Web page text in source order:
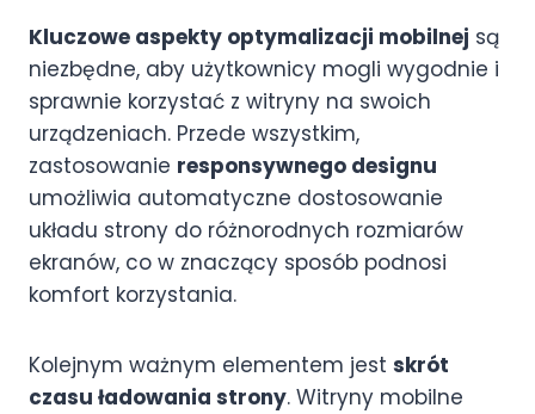
Kluczowe aspekty optymalizacji mobilnej są
niezbędne, aby użytkownicy mogli wygodnie i
sprawnie korzystać z witryny na swoich
urządzeniach. Przede wszystkim,
zastosowanie responsywnego designu
umożliwia automatyczne dostosowanie
układu strony do różnorodnych rozmiarów
ekranów, co w znaczący sposób podnosi
komfort korzystania.
Kolejnym ważnym elementem jest skrót
czasu ładowania strony. Witryny mobilne